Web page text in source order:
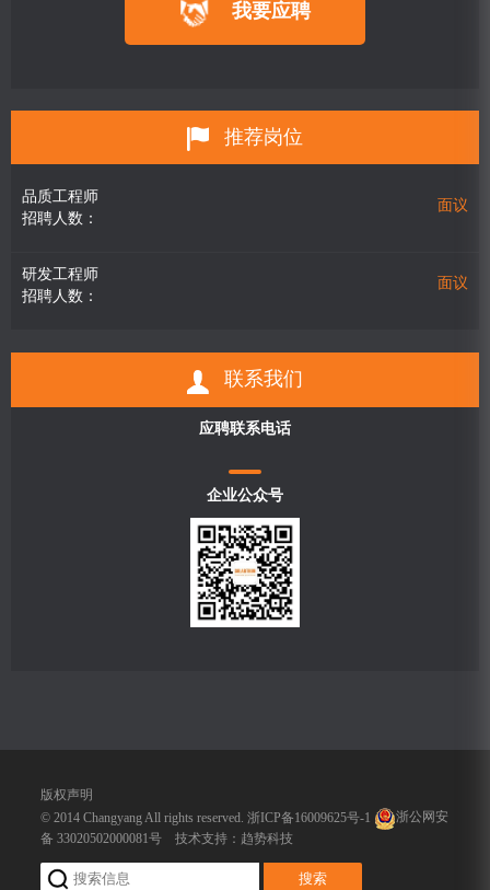
我要应聘
推荐岗位
品质工程师
招聘人数：
面议
研发工程师
招聘人数：
面议
联系我们
应聘联系电话
企业公众号
版权声明
© 2014 Changyang All rights reserved. 浙ICP备16009625号-1
浙公网安
备 33020502000081号 技术支持： 趋势科技
搜索